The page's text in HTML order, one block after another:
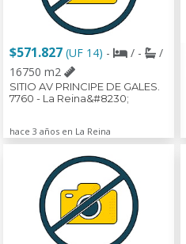
$571.827 (UF 14) - / -
/
16750 m2
SITIO AV PRINCIPE DE GALES.
7760 - La Reina&#8230;
hace 3 años en La Reina